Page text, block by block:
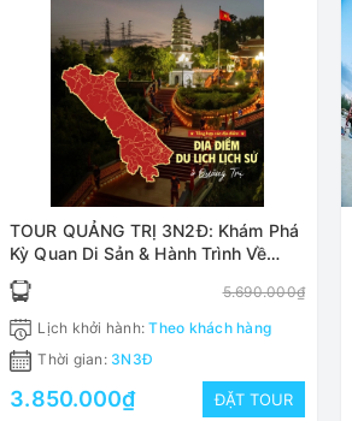
TOUR QUẢNG TRỊ 3N2Đ: Khám Phá
Kỳ Quan Di Sản & Hành Trình Về
Nguồn Ý Nghĩa
5.690.000₫
Lịch khởi hành:Theo khách hàng
Thời gian: 3N3Đ
3.850.000₫ ĐẶT TOUR